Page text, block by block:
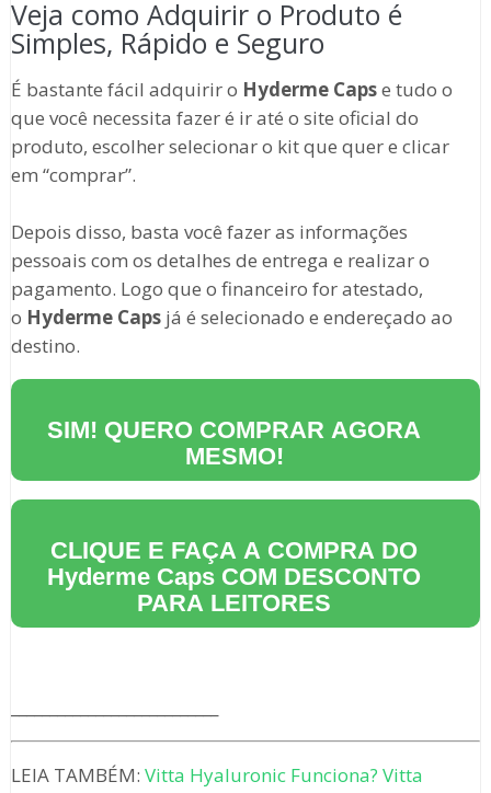
Veja como Adquirir o Produto é
Simples, Rápido e Seguro
É bastante fácil adquirir o Hyderme Capse tudo o
que você necessita fazer é ir até o site oficial do
produto, escolher selecionar o kit que quer e clicar
em “comprar”.
Depois disso, basta você fazer as informações
pessoais com os detalhes de entrega e realizar o
pagamento. Logo que o financeiro for atestado,
o Hyderme Capsjá é selecionado e endereçado ao
destino.
SIM! QUERO COMPRAR AGORA
MESMO!
CLIQUE E FAÇA A COMPRA DO
Hyderme Caps COM DESCONTO
PARA LEITORES
LEIA TAMBÉM: Vitta Hyaluronic Funciona? Vitta